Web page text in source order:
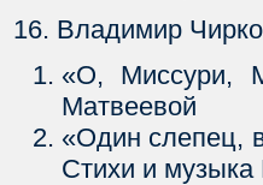
16. Владимир
«О, Миссури,
Матвеевой
«Один
Стихи и